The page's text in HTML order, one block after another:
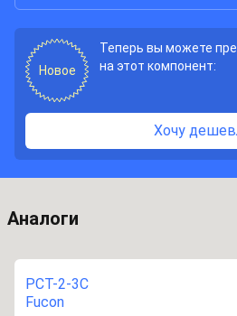
Новое
Теперь вы можете
на этот компонент:
Хочу
Аналоги
PCT-2-3C
Fucon